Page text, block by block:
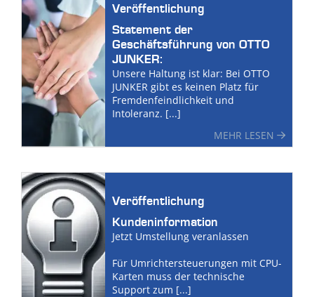
Veröffentlichung
Statement der
Geschäftsführung von OTTO
JUNKER:
Unsere Haltung ist klar: Bei OTTO
JUNKER gibt es keinen Platz für
Fremdenfeindlichkeit und
Intoleranz. [...]
MEHR LESEN
Veröffentlichung
Kundeninformation
Jetzt Umstellung veranlassen
Für Umrichtersteuerungen mit CPU-
Karten muss der technische
Support zum [...]